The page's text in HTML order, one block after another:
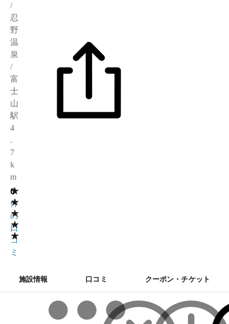
/
忍
野
温
泉
/
富
士
山
駅
4
.
7
k
m
★
★
★
★
★
0
0
件
の
口
コ
ミ
施設情報 口コミ クーポン・チケット